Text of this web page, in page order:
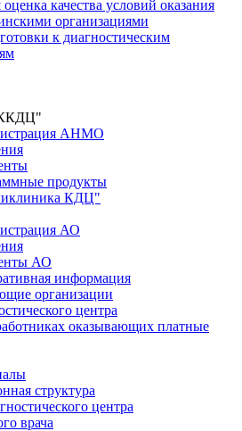
качества условий оказания
организациями
к диагностическим
АНМО
продукты
КДЦ"
АО
АО
информация
организации
центра
оказывающих платные
структура
центра
врача